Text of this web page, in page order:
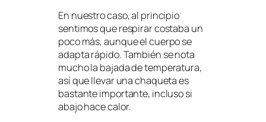
En nuestro caso, al principio
sentimos que respirar costaba un
poco más, aunque el cuerpo se
adapta rápido. También se nota
mucho la bajada de temperatura,
así que llevar una chaqueta es
bastante importante, incluso si
abajo hace calor.